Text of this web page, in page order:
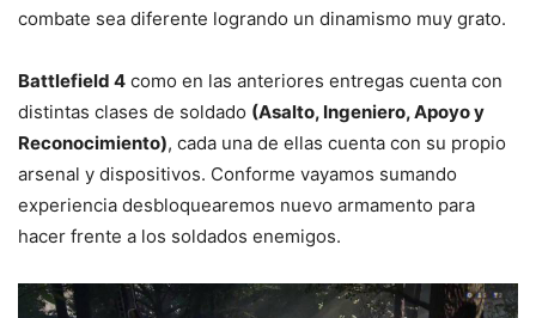
combate sea diferente logrando un dinamismo muy grato.
Battlefield 4 como en las anteriores entregas cuenta con
distintas clases de soldado (Asalto, Ingeniero, Apoyo y
Reconocimiento), cada una de ellas cuenta con su propio
arsenal y dispositivos. Conforme vayamos sumando
experiencia desbloquearemos nuevo armamento para
hacer frente a los soldados enemigos.